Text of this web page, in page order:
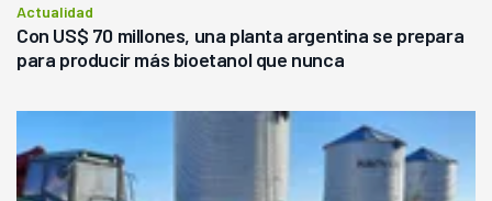
Actualidad
Con US$ 70 millones, una planta argentina se prepara
para producir más bioetanol que nunca